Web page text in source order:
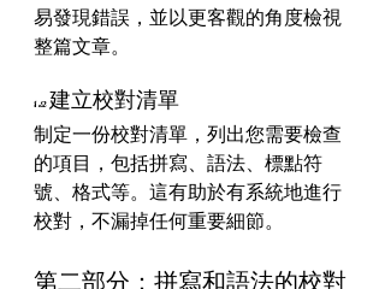
易發現錯誤，並以更客觀的角度檢視
整篇文章。
1.2 建立校對清單
制定一份校對清單，列出您需要檢查
的項目，包括拼寫、語法、標點符
號、格式等。這有助於有系統地進行
校對，不漏掉任何重要細節。
第二部分：拼寫和語法的校對